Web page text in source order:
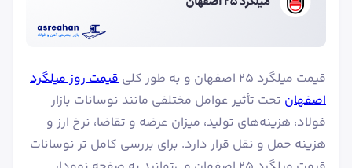
قیمت میلگرد ۲۵ اصفهان و به طور کلی
قیمت روز میلگرد
اصفهان تحت تأثیر عوامل مختلفی مانند نوسانات بازار
فولاد، هزینه‌های تولید، میزان عرضه و تقاضا، نرخ ارز و
هزینه حمل و نقل قرار دارد. برای بررسی کامل تر نوسانات